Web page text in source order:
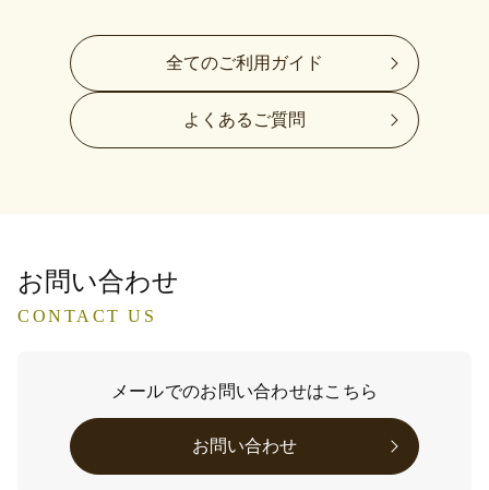
全てのご利用ガイド
よくあるご質問
お問い合わせ
CONTACT US
メールでのお問い合わせはこちら
お問い合わせ